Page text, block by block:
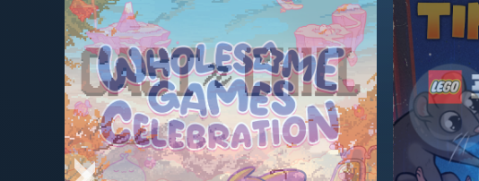
-30% $5.99$4.19
-67% $49.99$16.49
실시간 방송